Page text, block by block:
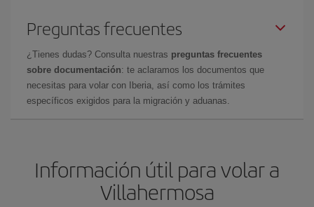
Preguntas frecuentes
¿Tienes dudas? Consulta nuestras preguntas frecuentes
sobre documentación: te aclaramos los documentos que
necesitas para volar con Iberia, así como los trámites
específicos exigidos para la migración y aduanas.
Información útil para volar a
Villahermosa